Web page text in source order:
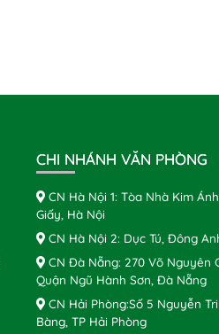
CHI NHÁNH VĂN PHÒNG
CN Hà Nội 1: Tòa Nhà Kim
Giấy, Hà Nội
CN Hà Nội 2: Dục Tú, Đông
CN Đà Nẵng: 270 Võ Nguyên
Quận Ngũ Hành Sơn, Đà Nẵng
CN Hải Phòng:Số 5 Nguyễn
Bàng, TP Hải Phòng